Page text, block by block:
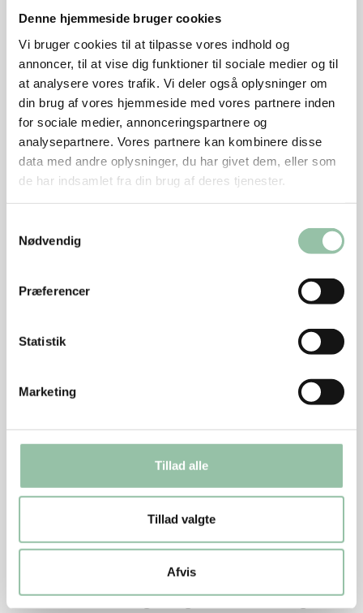
Denne hjemmeside bruger cookies
Vi bruger cookies til at tilpasse vores indhold og
annoncer, til at vise dig funktioner til sociale medier og til
at analysere vores trafik. Vi deler også oplysninger om
din brug af vores hjemmeside med vores partnere inden
for sociale medier, annonceringspartnere og
analysepartnere. Vores partnere kan kombinere disse
data med andre oplysninger, du har givet dem, eller som
de har indsamlet fra din brug af deres tjenester.
Nødvendig
Præferencer
Statistik
Marketing
Tillad alle
Tillad valgte
Afvis
knust enebær. Læg kødet i marinaden og lad det
marinere i køleskab mindst 30 minutter - gerne
længere. Dog højst et døgn. Vend kødet af og til.
Sur-sød peberfrugt
Hak løg og hvidløg fint og svits dem i smør i en gryde.
Tilsæt peberfrugter og tomater skåret i tern samt
vineddike og sukker. Kog ca. 20 minutter uden låg.
Smag til og tilsæt hakket basilikum.
Kartofler
Pak kartoflerne i smurt stanniol i portionsanretninger
minutter til de er møre.
Kødet
jævnligt. Skær kødet i tynde skiver.
Tips
Marinaden kan også bruges til hel mørbrad fra
gris, flanksteak, koteletter og medaljoner af filet fra
Energifordeling
Nu hedder udskæringen mignon af skinke fra gris.